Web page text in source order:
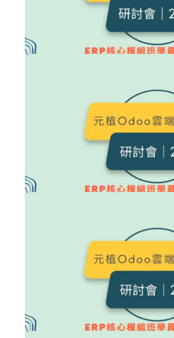
499
11
Odoo 研討會｜2025.02 回放
購買後有效期限：2027-08-08
703
12
Odoo 研討會｜2025.01 回放
購買後有效期限：2027-08-08
600
12